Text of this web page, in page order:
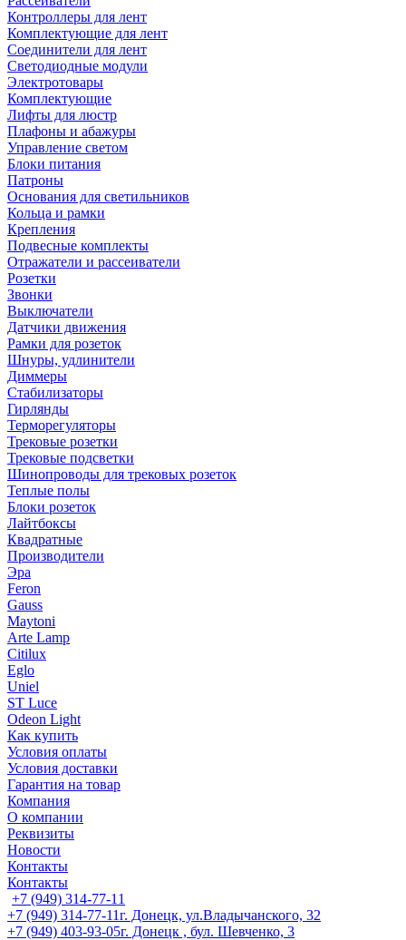
Контроллеры для лент
Комплектующие для лент
Соединители для лент
Светодиодные модули
Электротовары
Комплектующие
Лифты для люстр
Плафоны и абажуры
Управление светом
Блоки питания
Патроны
Основания для светильников
Кольца и рамки
Крепления
Подвесные комплекты
Отражатели и рассеиватели
Розетки
Звонки
Выключатели
Датчики движения
Рамки для розеток
Шнуры, удлинители
Диммеры
Стабилизаторы
Гирлянды
Терморегуляторы
Трековые розетки
Трековые подсветки
Шинопроводы для трековых розеток
Теплые полы
Блоки розеток
Лайтбоксы
Квадратные
Производители
Эра
Feron
Gauss
Maytoni
Arte Lamp
Citilux
Eglo
Uniel
ST Luce
Odeon Light
Как купить
Условия оплаты
Условия доставки
Гарантия на товар
Компания
О компании
Реквизиты
Новости
Контакты
Контакты
+7 (949) 314-77-11
+7 (949) 314-77-11г. Донецк, ул.Владычанского, 32
+7 (949) 403-93-05г. Донецк , бул. Шевченко, 3